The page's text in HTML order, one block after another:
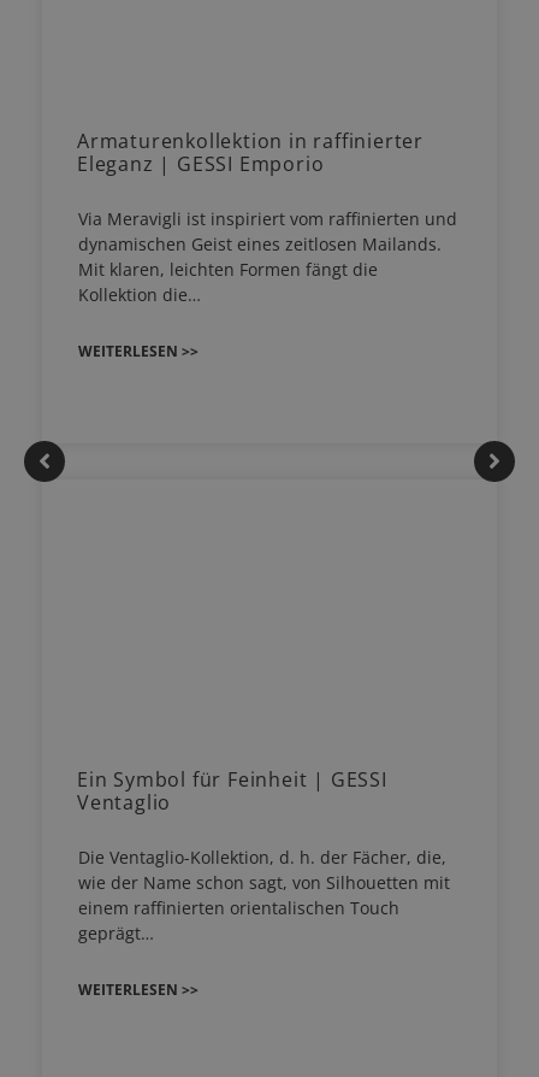
Armaturenkollektion in raffinierter
Eleganz | GESSI Emporio
Via Meravigli ist inspiriert vom raffinierten und
dynamischen Geist eines zeitlosen Mailands.
Mit klaren, leichten Formen fängt die
Kollektion die…
WEITERLESEN >>
Ein Symbol für Feinheit | GESSI
Ventaglio
Die Ventaglio-Kollektion, d. h. der Fächer, die,
wie der Name schon sagt, von Silhouetten mit
einem raffinierten orientalischen Touch
geprägt…
WEITERLESEN >>